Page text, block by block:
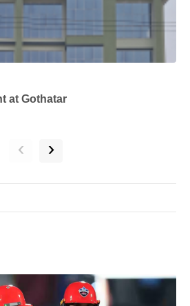
at Gothatar
‹ ›